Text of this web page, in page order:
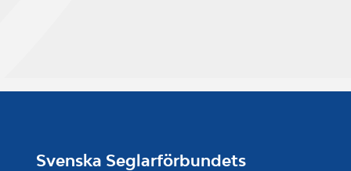
Svenska Seglarförbundets